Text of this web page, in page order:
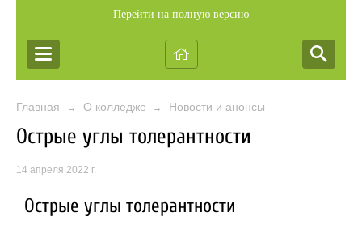
Перейти на полную версию
Главная → О колледже → Новости и анонсы
Острые углы толерантности
14 апреля 2022 г.
Острые углы толерантности